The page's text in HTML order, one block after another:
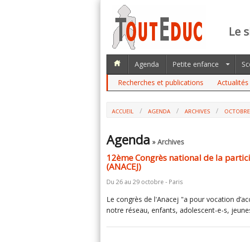
Le
Agenda Petite enfance
Recherches et publications
Actualités
ACCUEIL AGENDA ARCHIVES
Agenda » Archives
12ème Congrès national de la
(ANACEJ)
Du 26 au 29 octobre - Paris
Le congrès de l'Anacej "a pour vocation
notre réseau, enfants, adolescent-e-s,